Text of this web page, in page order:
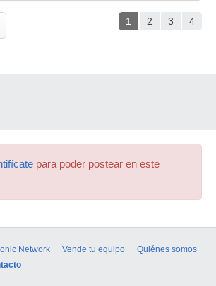
1 2 3 4
para poder postear en este
Network Vende tu equipo
Quiénes somos